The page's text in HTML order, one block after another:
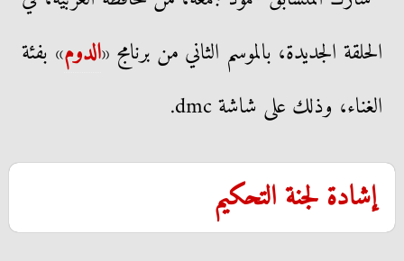
الحلقة الجديدة، بالموسم الثاني من برنامج «الدوم» بفئة
الغناء، وذلك على شاشة dmc.
إشادة لجنة التحكيم